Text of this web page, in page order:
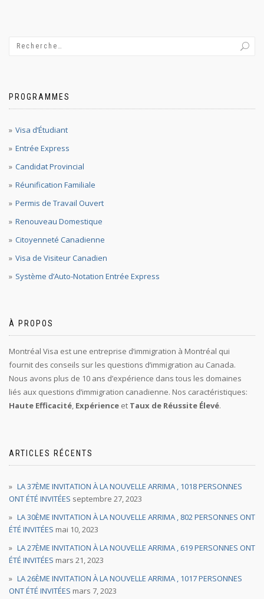
PROGRAMMES
Visa d’Étudiant
Entrée Express
Candidat Provincial
Réunification Familiale
Permis de Travail Ouvert
Renouveau Domestique
Citoyenneté Canadienne
Visa de Visiteur Canadien
Système d’Auto-Notation Entrée Express
À PROPOS
Montréal Visa est une entreprise d’immigration à Montréal qui
fournit des conseils sur les questions d’immigration au Canada.
Nous avons plus de 10 ans d’expérience dans tous les domaines
liés aux questions d’immigration canadienne. Nos caractéristiques:
Haute Efficacité Expérience et Taux de Réussite Élevé.
ARTICLES RÉCENTS
LA 37ÈME INVITATION À LA NOUVELLE ARRIMA , 1018 PERSONNES
ONT ÉTÉ INVITÉES septembre 27, 2023
LA 30ÈME INVITATION À LA NOUVELLE ARRIMA , 802 PERSONNES ONT
ÉTÉ INVITÉES mai 10, 2023
LA 27ÈME INVITATION À LA NOUVELLE ARRIMA , 619 PERSONNES ONT
ÉTÉ INVITÉES mars 21, 2023
LA 26ÈME INVITATION À LA NOUVELLE ARRIMA , 1017 PERSONNES
ONT ÉTÉ INVITÉES mars 7, 2023